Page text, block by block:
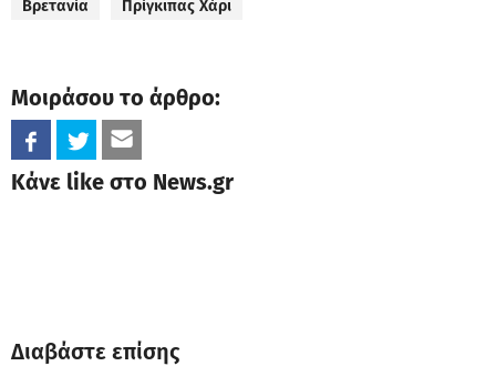
Βρετανία Πρίγκιπας Χάρι
Μοιράσου το άρθρο:
Κάνε like στο News.gr
Διαβάστε επίσης